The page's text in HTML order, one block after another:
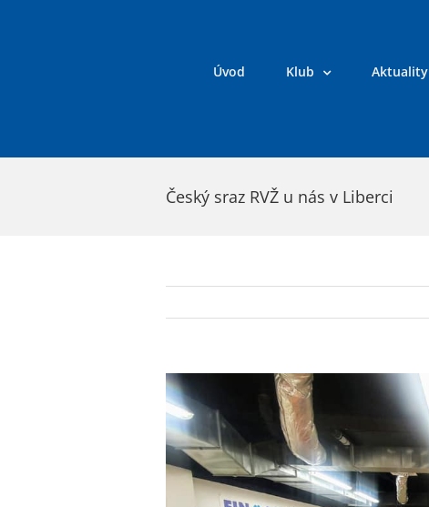
Úvod Klub Aktuality
Český sraz RVŽ u nás v Liberci
Zobrazit
větší
obrázek